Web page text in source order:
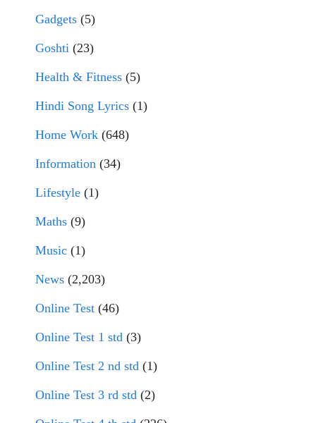
Gadgets (5)
Goshti (23)
Health & Fitness (5)
Hindi Song Lyrics (1)
Home Work (648)
Information (34)
Lifestyle (1)
Maths (9)
Music (1)
News (2,203)
Online Test (46)
Online Test 1 std (3)
Online Test 2 nd std (1)
Online Test 3 rd std (2)